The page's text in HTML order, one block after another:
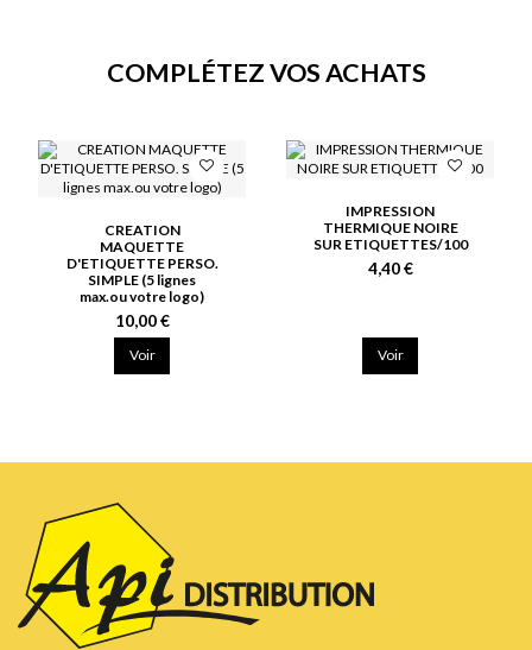
COMPLÉTEZ VOS ACHATS
CREATION
MAQUETTE
D'ETIQUETTE PERSO.
SIMPLE (5 lignes
max.ou votre logo)
10,00 €
Voir
IMPRESSION
THERMIQUE NOIRE
SUR ETIQUETTES/100
4,40 €
Voir